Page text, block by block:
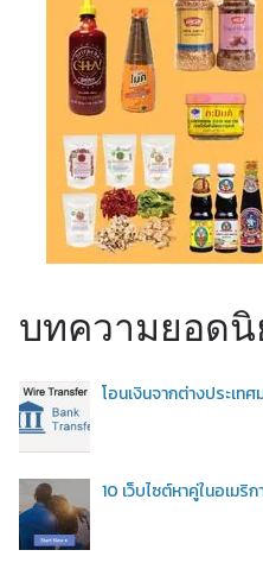
บทความยอด
โอนเงินจากต่างประเท
10 เว็บไซต์หาคู่ในอเม